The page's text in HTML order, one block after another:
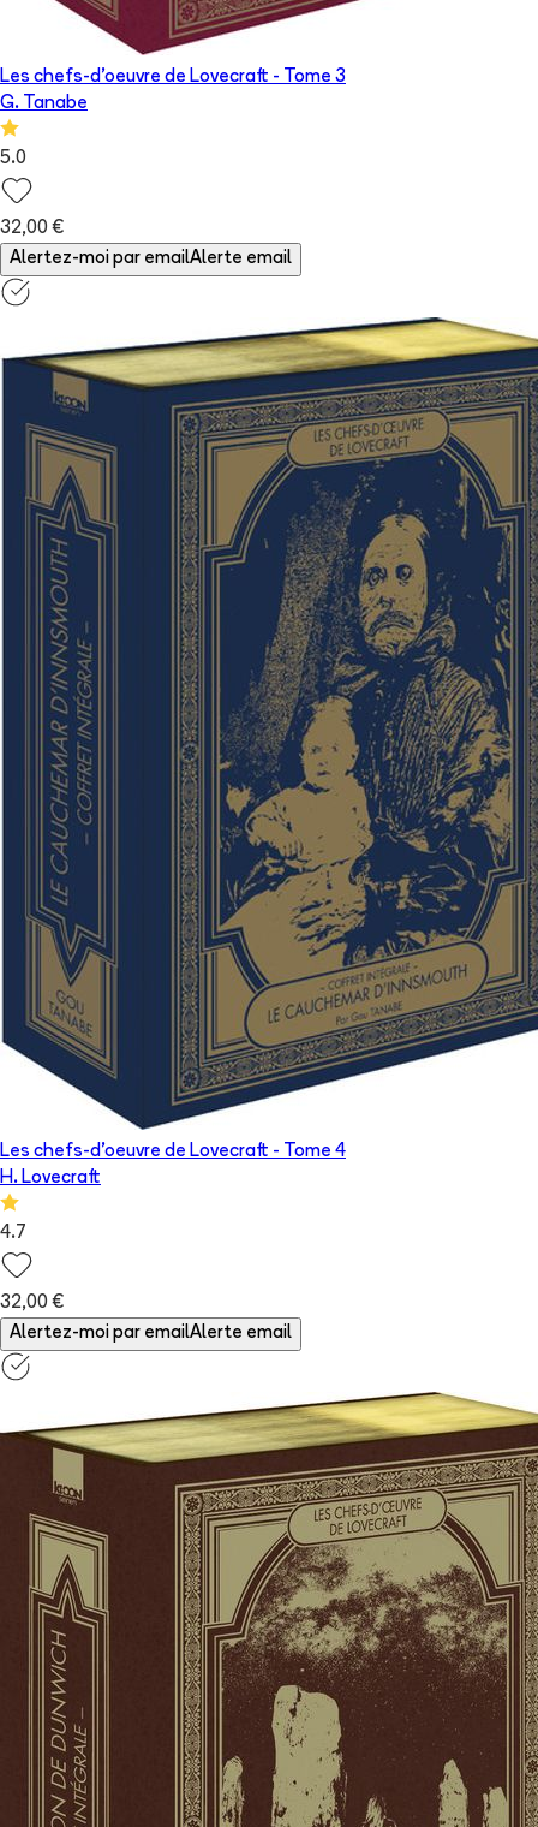
Les chefs-d'oeuvre de Lovecraft - Tome 3
G. Tanabe
5.0
32,00 €
Alertez-moi par emailAlerte email
Les chefs-d'oeuvre de Lovecraft - Tome 4
H. Lovecraft
4.7
32,00 €
Alertez-moi par emailAlerte email